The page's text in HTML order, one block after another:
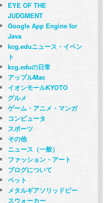
EYE OF THE
JUDGMENT
Google App Engine for
Java
kcg.eduニュース・イベン
ト
kcg.eduの日常
アップルMac
イオンモールKYOTO
グルメ
ゲーム・アニメ・マンガ
コンピュータ
スポーツ
その他
ニュース（一般）
ファッション・アート
ブログについて
ペット
メタルギアソリッドピー
スウォーカー